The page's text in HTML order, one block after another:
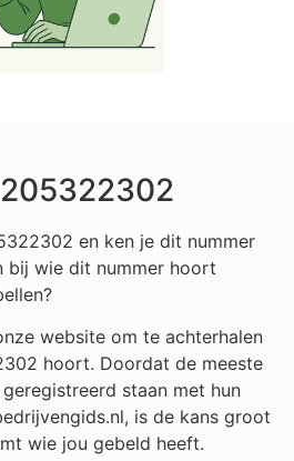
en ken je dit nummer
bij wie dit nummer hoort
website om te achterhalen
hoort. Doordat de meeste
staan met hun
is de kans groot
wie jou gebeld heeft.